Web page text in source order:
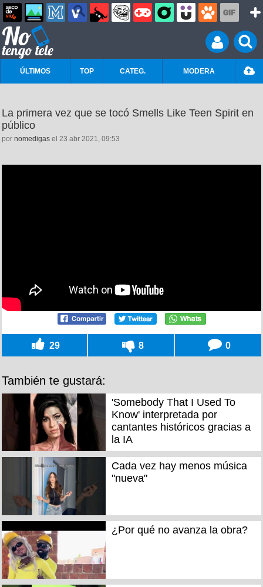
ÚLTIMOS TOP CATEG. MODERA
La primera vez que se tocó Smells Like Teen Spirit en
público
por nomedigas el 23 abr 2021, 09:53
29 8 0
También te gustará:
'Somebody That I Used To
Know' interpretada por
cantantes históricos gracias a
la IA
Cada vez hay menos música
"nueva"
¿Por qué no avanza la obra?